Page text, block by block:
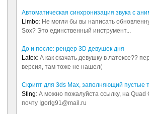
Автоматическая синхронизация звука с
Limbo: Не могли бы вы написать
Sox? Это единственный инструмент...
До и после: рендер 3D девушек дня
Latex: А как скачать девушку в латексе??
версия, там тоже не нашел(
Скрипт для 3ds Max, заполняющий пустые
Sting: А можно пожалуйста ссылку, на Quad
почту Igorlg91@mail.ru